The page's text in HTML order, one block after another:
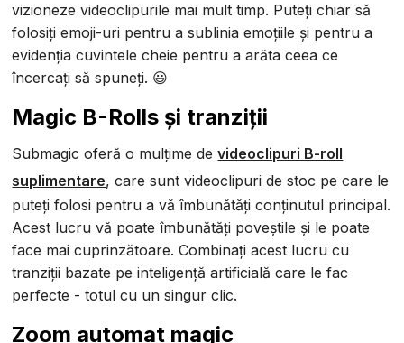
vizioneze videoclipurile mai mult timp. Puteți chiar să
folosiți emoji-uri pentru a sublinia emoțiile și pentru a
evidenția cuvintele cheie pentru a arăta ceea ce
încercați să spuneți. 😃
Magic B-Rolls și tranziții
Submagic oferă o mulțime devideoclipuri B-roll
suplimentare, care sunt videoclipuri de stoc pe care le
puteți folosi pentru a vă îmbunătăți conținutul principal.
Acest lucru vă poate îmbunătăți poveștile și le poate
face mai cuprinzătoare. Combinați acest lucru cu
tranziții bazate pe inteligență artificială care le fac
perfecte - totul cu un singur clic.
Zoom automat magic